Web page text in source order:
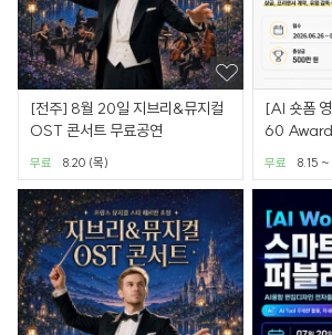
[전주] 8월 20일 지브리&뮤지컬
OST 콘서트 무료공연
8.20 (목)
무료
[AI 숏폼
60
8.15 ~
무료